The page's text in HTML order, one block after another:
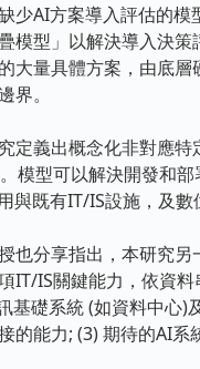
AI方案導入評估的模
模型」以解決導入決
大量具體方案，由底
界。
義出概念化非對應特
模型可以解決開發和
與既有IT/IS設施，及數
分享指出，本研究另
IT/IS關鍵能力，依資
基礎系統 (如資料中心
的能力; (3) 期待的AI系